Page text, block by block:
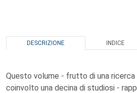
DESCRIZIONE INDICE
Questo volume - frutto di una ricerca
coinvolto una decina di studiosi -